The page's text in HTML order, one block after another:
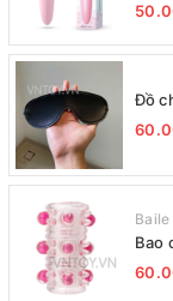
Đồ
Baile
Bao